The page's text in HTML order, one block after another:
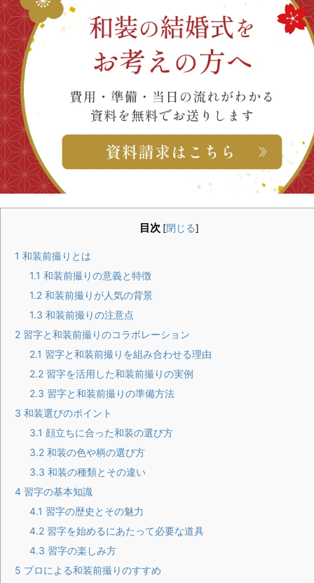
目次 [閉じる]
1 和装前撮りとは
1.1 和装前撮りの意義と特徴
1.2 和装前撮りが人気の背景
1.3 和装前撮りの注意点
2 習字と和装前撮りのコラボレーション
2.1 習字と和装前撮りを組み合わせる理由
2.2 習字を活用した和装前撮りの実例
2.3 習字と和装前撮りの準備方法
3 和装選びのポイント
3.1 顔立ちに合った和装の選び方
3.2 和装の色や柄の選び方
3.3 和装の種類とその違い
4 習字の基本知識
4.1 習字の歴史とその魅力
4.2 習字を始めるにあたって必要な道具
4.3 習字の楽しみ方
5 プロによる和装前撮りのすすめ